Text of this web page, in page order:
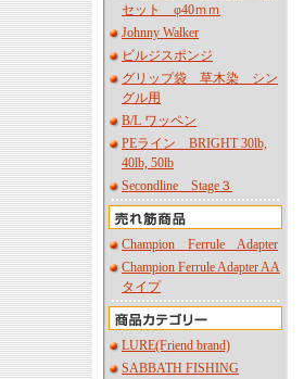
セット φ40ｍｍ
Johnny Walker
ビルジスポンジ
グリップ袋 草木染 シン
グル用
B/L ワッペン
PEライン BRIGHT 30lb,
40lb, 50lb
Secondline Stage３
Champion Ferrule Adapter
Champion Ferrule Adapter AA
タイプ
LURE(Friend brand)
SABBATH FISHING